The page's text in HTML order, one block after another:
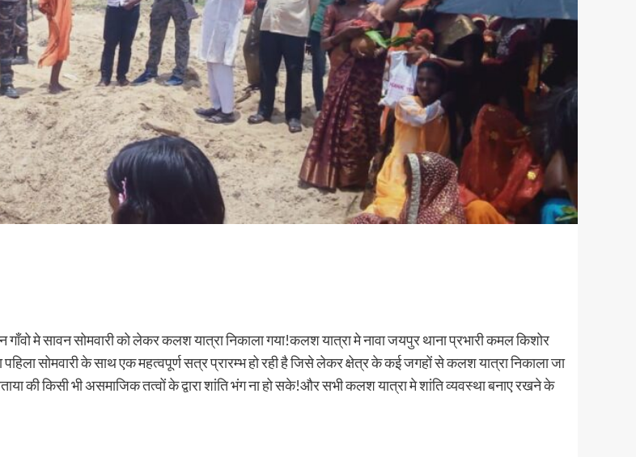
मे सावन सोमवारी को लेकर कलश यात्रा निकाला गया!कलश यात्रा मे नावा जयपुर थाना प्रभारी कमल किशोर
सोमवारी के साथ एक महत्वपूर्ण सत्र प्रारम्भ हो रही है जिसे लेकर क्षेत्र के कई जगहों से कलश यात्रा निकाला जा
की किसी भी असमाजिक तत्वों के द्वारा शांति भंग ना हो सके!और सभी कलश यात्रा मे शांति व्यवस्था बनाए रखने के